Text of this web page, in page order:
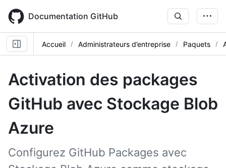
main
content
Documentation GitHub
Accueil Administrateurs d’entreprise Paquets
Activation des packages
GitHub avec Stockage Blob
Azure
Configurez GitHub Packages avec